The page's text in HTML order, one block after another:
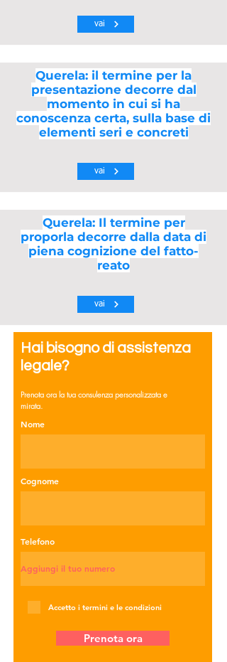
vai
Querela: il termine per la
presentazione decorre dal
momento in cui si ha
conoscenza certa, sulla base di
elementi seri e concreti
vai
Querela: Il termine per
proporla decorre dalla data di
piena cognizione del fatto-
reato
vai
Hai bisogno di assistenza
legale?
Prenota ora la tua consulenza personalizzata e
mirata.
Nome
Cognome
Telefono
Accetto i termini e le condizioni
Prenota ora